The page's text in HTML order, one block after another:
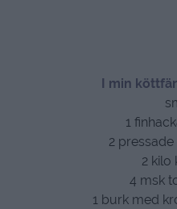
I min
1
2
2 kilo
4 msk
1 burk med